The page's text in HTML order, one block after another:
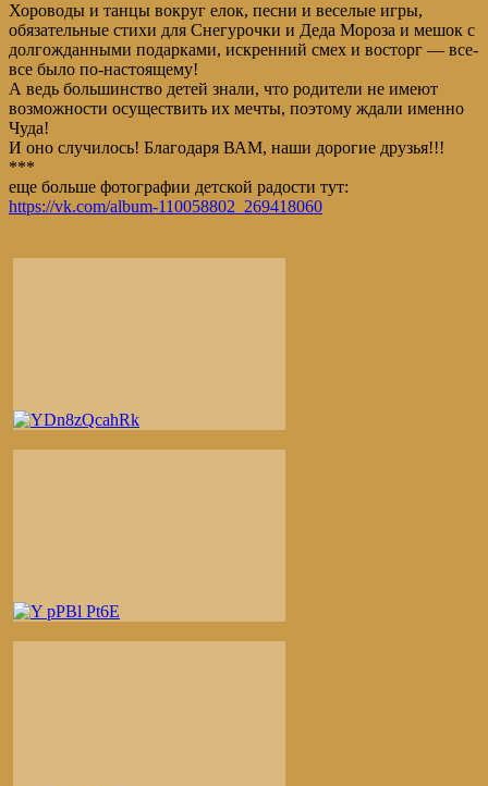
Хороводы и танцы вокруг елок, песни и веселые игры,
обязательные стихи для Снегурочки и Деда Мороза и мешок с
долгожданными подарками, искренний смех и восторг — все-
все было по-настоящему!
А ведь большинство детей знали, что родители не имеют
возможности осуществить их мечты, поэтому ждали именно
Чуда!
И оно случилось! Благодаря ВАМ, наши дорогие друзья!!!
***
еще больше фотографии детской радости тут:
https://vk.com/album-110058802_269418060